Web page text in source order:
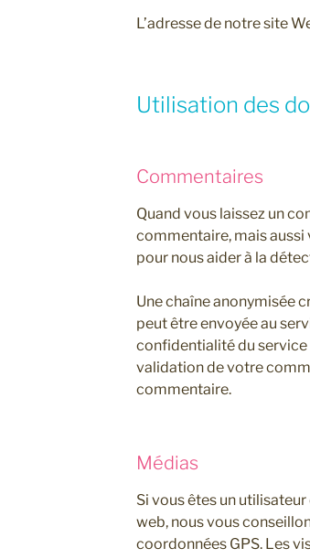
L’adresse de notre site
Utilisation des
Commentaires
Quand vous laissez un
commentaire, mais
pour nous aider à la
Une chaîne anonymisée
peut être envoyée au
confidentialité du
validation de votre
commentaire.
Médias
Si vous êtes un
web, nous vous
coordonnées GPS. Les